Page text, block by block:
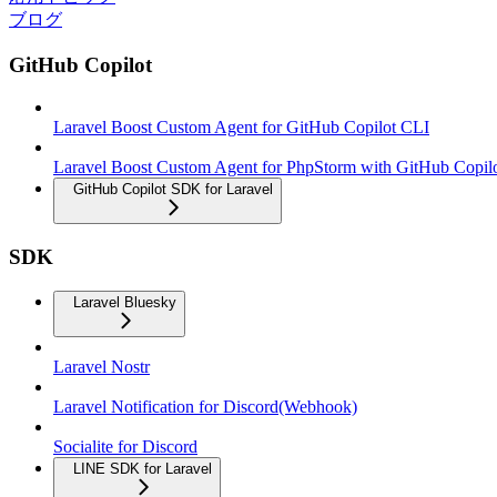
ブログ
GitHub Copilot
Laravel Boost Custom Agent for GitHub Copilot CLI
Laravel Boost Custom Agent for PhpStorm with GitHub
GitHub Copilot SDK for Laravel
SDK
Laravel Bluesky
Laravel Nostr
Laravel Notification for Discord(Webhook)
Socialite for Discord
LINE SDK for Laravel